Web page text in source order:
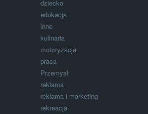
dziecko
edukacja
inne
kulinaria
motoryzacja
praca
Przemysł
reklama
reklama i marketing
rekreacja